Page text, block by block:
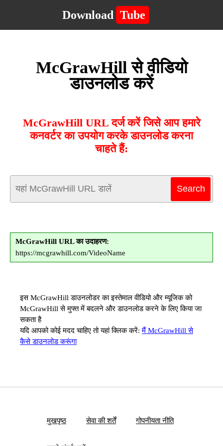
Download Tube
McGrawHill से वीडियो
डाउनलोड करें
McGrawHill URL दर्ज करें जिसे आप हमारे
कनवर्टर का उपयोग करके डाउनलोड करना
चाहते हैं:
McGrawHill URL का उदाहरण:
https://mcgrawhill.com/VideoName
इस McGrawHill डाउनलोडर का इस्तेमाल वीडियो और म्यूजिक को
McGrawHill से मुफ्त में बदलने और डाउनलोड करने के लिए किया जा
सकता है
यदि आपको कोई मदद चाहिए तो यहां क्लिक करें:मैं McGrawHill से
कैसे डाउनलोड करूंगा
मुखपृष्ठ सेवा की शर्तें गोपनीयता नीति